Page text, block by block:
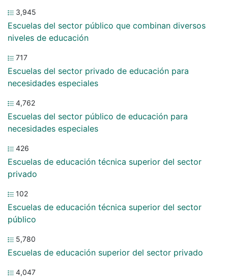
3,945
Escuelas del sector público que combinan diversos
niveles de educación
717
Escuelas del sector privado de educación para
necesidades especiales
4,762
Escuelas del sector público de educación para
necesidades especiales
426
Escuelas de educación técnica superior del sector
privado
102
Escuelas de educación técnica superior del sector
público
5,780
Escuelas de educación superior del sector privado
4,047